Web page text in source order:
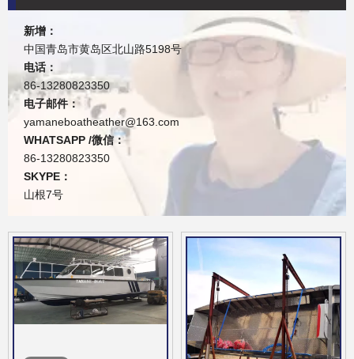
新增：
中国青岛市黄岛区北山路5198号
电话：
86-13280823350
电子邮件：
yamaneboatheather@163.com
WHATSAPP /微信：
86-13280823350
SKYPE：
山根7号